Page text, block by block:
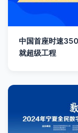
中国首座时速
就超级工程